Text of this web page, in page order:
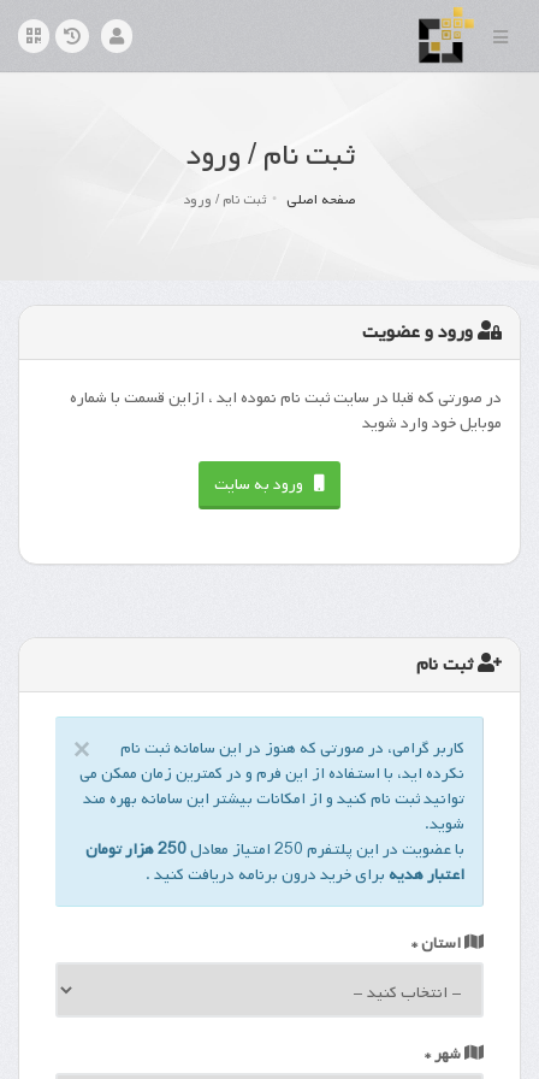
ثبت نام / ورود
صفحه اصلی ثبت نام / ورود
ورود و عضویت
در صورتی که قبلا در سایت ثبت نام نموده اید ، ازاین قسمت با شماره
موبایل خود وارد شوید
ورود به سایت
ثبت نام
×
Close
کاربر گرامی، در صورتی که هنوز در این سامانه ثبت نام
نکرده اید، با استفاده از این فرم و در کمترین زمان ممکن می
توانید ثبت نام کنید و از امکانات بیشتر این سامانه بهره مند
شوید.
با عضویت در این پلتفرم 250 امتیاز معادل
250 هزار تومان
اعتبار هدیهبرای خرید درون برنامه دریافت کنید .
استان *
شهر *